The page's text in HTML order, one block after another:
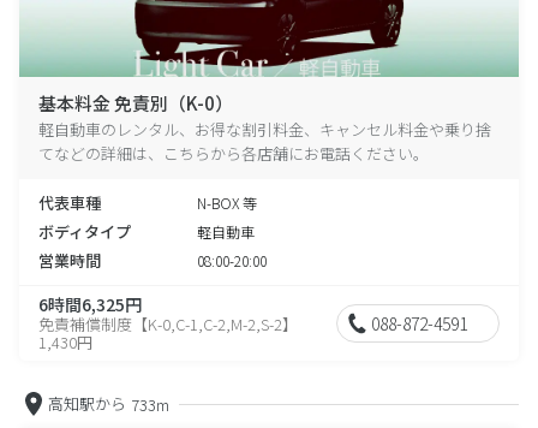
基本料金 免責別（K-0）
軽自動車のレンタル、お得な割引料金、キャンセル料金や乗り捨
てなどの詳細は、こちらから各店舗にお電話ください。
代表車種 N-BOX 等
ボディタイプ 軽自動車
営業時間 08:00-20:00
6時間6,325円
免責補償制度【K-0,C-1,C-2,M-2,S-2】
1,430円
088-872-4591
高知駅から 733m